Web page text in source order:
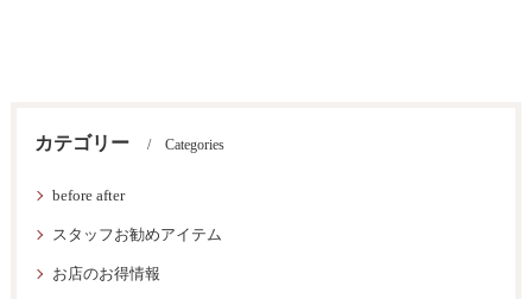
カテゴリー Categories
before after
スタッフお勧めアイテム
お店のお得情報